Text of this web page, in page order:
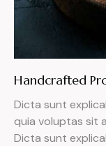
Handcrafted
Dicta sunt
quia voluptas sit
Dicta sunt